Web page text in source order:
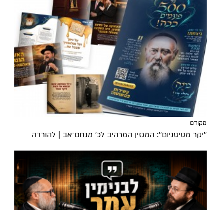
מקודם
''יקר מטיטניום'': המגזין המרהיב לכ’ מנחם־אב | להורדה